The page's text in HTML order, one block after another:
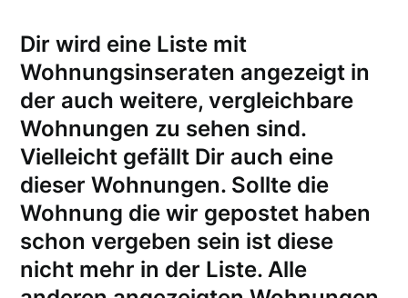
Dir wird eine Liste mit
Wohnungsinseraten angezeigt in
der auch weitere, vergleichbare
Wohnungen zu sehen sind.
Vielleicht gefällt Dir auch eine
dieser Wohnungen. Sollte die
Wohnung die wir gepostet haben
schon vergeben sein ist diese
nicht mehr in der Liste. Alle